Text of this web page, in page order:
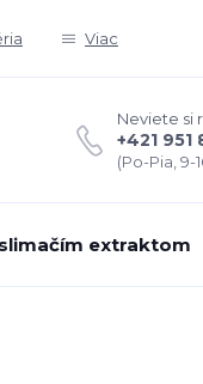
Viac
Neviete si
+421 951
(Po-Pia, 9-
extraktom